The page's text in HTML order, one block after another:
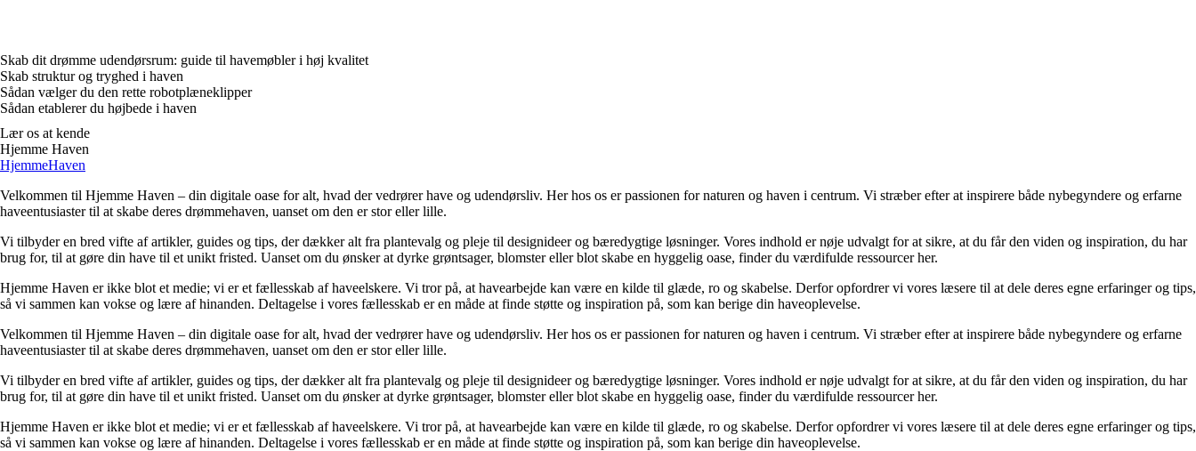
Skab dit drømme udendørsrum: guide til havemøbler i høj kvalitet
Skab struktur og tryghed i haven
Sådan vælger du den rette robotplæneklipper
Sådan etablerer du højbede i haven
Lær os at kende
Hjemme Haven
HjemmeHaven
Velkommen til Hjemme Haven – din digitale oase for alt, hvad der vedrører have og udendørsliv. Her hos os er passionen for naturen og haven i centrum. Vi stræber efter at inspirere både nybegyndere og erfarne
haveentusiaster til at skabe deres drømmehaven, uanset om den er stor eller lille.
Vi tilbyder en bred vifte af artikler, guides og tips, der dækker alt fra plantevalg og pleje til designideer og bæredygtige løsninger. Vores indhold er nøje udvalgt for at sikre, at du får den viden og inspiration, du har
brug for, til at gøre din have til et unikt fristed. Uanset om du ønsker at dyrke grøntsager, blomster eller blot skabe en hyggelig oase, finder du værdifulde ressourcer her.
Hjemme Haven er ikke blot et medie; vi er et fællesskab af haveelskere. Vi tror på, at havearbejde kan være en kilde til glæde, ro og skabelse. Derfor opfordrer vi vores læsere til at dele deres egne erfaringer og tips,
så vi sammen kan vokse og lære af hinanden. Deltagelse i vores fællesskab er en måde at finde støtte og inspiration på, som kan berige din haveoplevelse.
Velkommen til Hjemme Haven – din digitale oase for alt, hvad der vedrører have og udendørsliv. Her hos os er passionen for naturen og haven i centrum. Vi stræber efter at inspirere både nybegyndere og erfarne
haveentusiaster til at skabe deres drømmehaven, uanset om den er stor eller lille.
Vi tilbyder en bred vifte af artikler, guides og tips, der dækker alt fra plantevalg og pleje til designideer og bæredygtige løsninger. Vores indhold er nøje udvalgt for at sikre, at du får den viden og inspiration, du har
brug for, til at gøre din have til et unikt fristed. Uanset om du ønsker at dyrke grøntsager, blomster eller blot skabe en hyggelig oase, finder du værdifulde ressourcer her.
Hjemme Haven er ikke blot et medie; vi er et fællesskab af haveelskere. Vi tror på, at havearbejde kan være en kilde til glæde, ro og skabelse. Derfor opfordrer vi vores læsere til at dele deres egne erfaringer og tips,
så vi sammen kan vokse og lære af hinanden. Deltagelse i vores fællesskab er en måde at finde støtte og inspiration på, som kan berige din haveoplevelse.